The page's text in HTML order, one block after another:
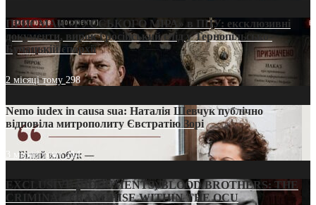
ПРИСМАК «РУССЬКОГО МІРА» в ПЦУ: ексклюзивні
документи, вирок і російський слід у Тернопільсько-
Бучацькій єпархії
2 місяці тому 298
Nemo iudex in causa sua: Наталія Шевчук публічно
відповіла митрополиту Євстратію Зорі
3 місяці тому214
EXCLUSIVE (DOCUMENTS)/BLOOD BROTHERS: THE
CRIMINAL FRANCHISE WITHIN THE OCU